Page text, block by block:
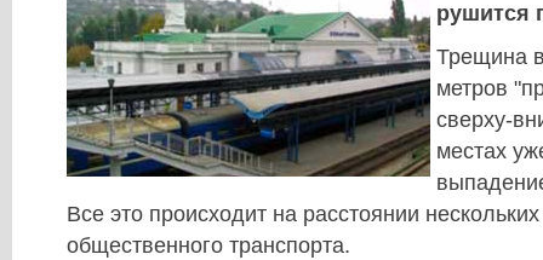
рушится
Трещина
метров
сверху-
местах
Все это происходит на расстоянии
общественного транспорта.